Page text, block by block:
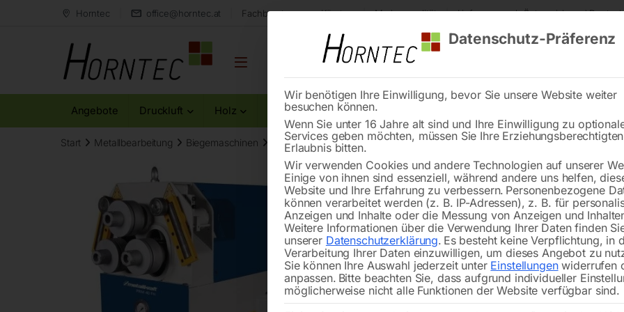
Horntec office@horntec.at Fachberatung aus Kärnten Markenqualität Lieferung nach Österreich und
Angebote Druckluft Holz Metall Reinigung
Start Metallbearbeitung Biegemaschinen Motorische Ringbiegemaschine PRM 40 FH
🔍
Motorische
Verfügbarkeit:Nicht vorrätig
Horizontal und vertikal einsetzbar
Datenschutz-Präferenz
Wir benötigen Ihre Einwilligung, bevor Sie unsere Website weiter
besuchen können.
Wenn Sie unter 16 Jahre alt sind und Ihre Einwilligung zu
Services geben möchten, müssen Sie Ihre
Erlaubnis bitten.
Wir verwenden Cookies und andere Technologien auf unserer
Einige von ihnen sind essenziell, während andere uns helfen,
Website und Ihre Erfahrung zu verbessern. Personenbezogene
können verarbeitet werden (z. B. IP-Adressen), z. B. für
Anzeigen und Inhalte oder die Messung von Anzeigen und
Weitere Informationen über die Verwendung Ihrer Daten finden
unserer Datenschutzerklärung. Es besteht keine Verpflichtung, in
Verarbeitung Ihrer Daten einzuwilligen, um dieses Angebot zu
Sie können Ihre Auswahl jederzeit unter Einstellungenwiderrufen
anpassen. Bitte beachten Sie, dass aufgrund individueller
möglicherweise nicht alle Funktionen der Website verfügbar sind.